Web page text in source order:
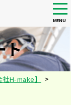
MENU
ト
H-make】 >